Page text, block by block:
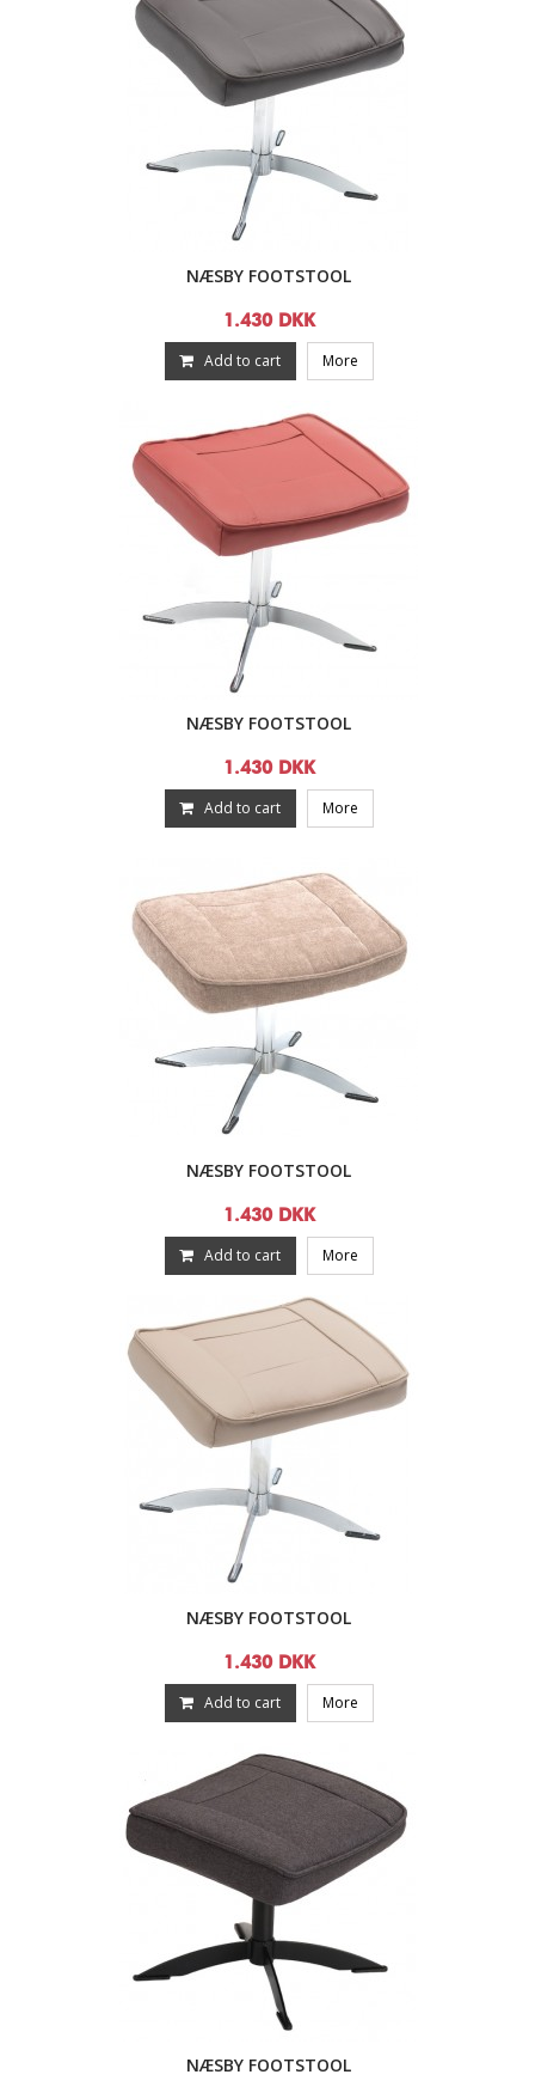
NÆSBY FOOTSTOOL
1.430 DKK
Add to cart More
NÆSBY FOOTSTOOL
1.430 DKK
Add to cart More
NÆSBY FOOTSTOOL
1.430 DKK
Add to cart More
NÆSBY FOOTSTOOL
1.430 DKK
Add to cart More
NÆSBY FOOTSTOOL